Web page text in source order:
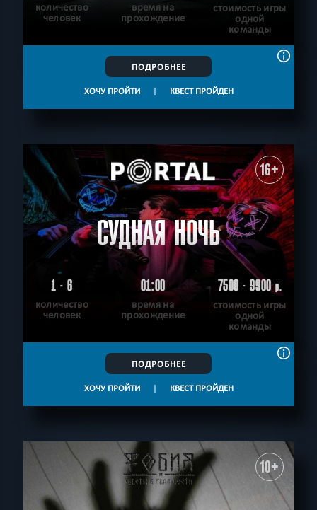
количество
человек
время на
прохождение
стоимость игры
одной
команды
ПОДРОБНЕЕ
ХОЧУ ПРОЙТИ | КВЕСТ ПРОЙДЕН
16+
СУДНАЯ НОЧЬ
1 - 6
количество
человек
01:00
время на
прохождение
7500 - 9900р.
стоимость игры
одной
команды
ПОДРОБНЕЕ
ХОЧУ ПРОЙТИ | КВЕСТ ПРОЙДЕН
10+